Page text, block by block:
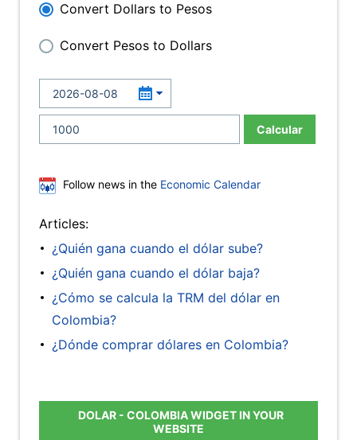
Convert Dollars to Pesos
Convert Pesos to Dollars
Calcular
Follow news in the Economic Calendar
Articles:
¿Quién gana cuando el dólar sube?
¿Quién gana cuando el dólar baja?
¿Cómo se calcula la TRM del dólar en
Colombia?
¿Dónde comprar dólares en Colombia?
DOLAR - COLOMBIA WIDGET IN YOUR
WEBSITE